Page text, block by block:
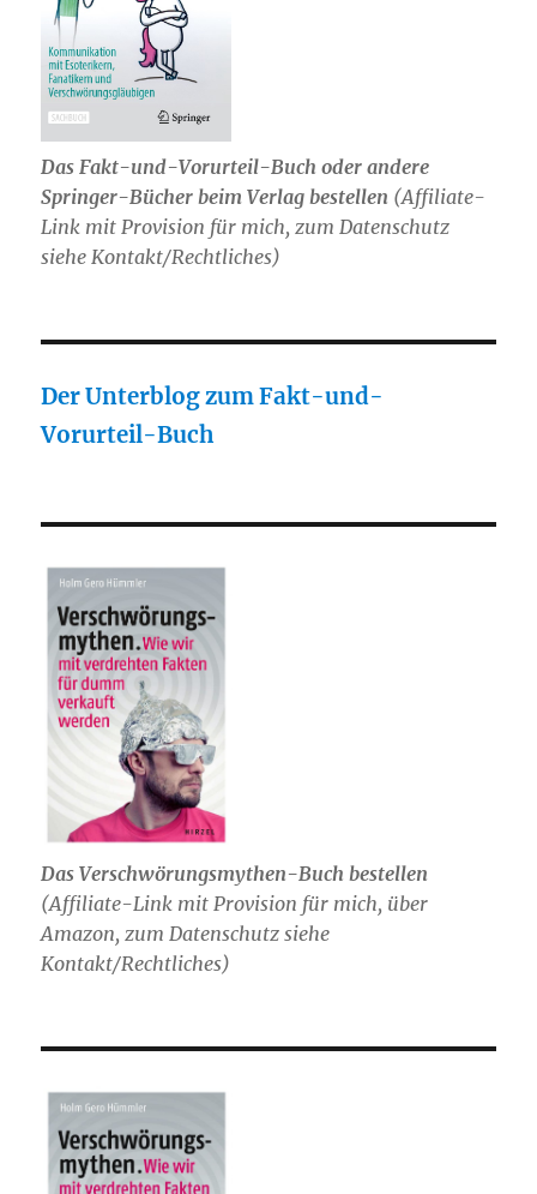
Das Fakt-und-Vorurteil-Buch oder andere
Springer-Bücher beim Verlag bestellen (Affiliate-
Link mit Provision für mich, zum Datenschutz
siehe Kontakt/Rechtliches)
Der Unterblog zum Fakt-und-
Vorurteil-Buch
Das Verschwörungsmythen-Buch bestellen
(Affiliate-Link mit Provision für mich, über
Amazon, zum Datenschutz siehe
Kontakt/Rechtliches)